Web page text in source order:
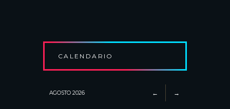
CALENDARIO
AGOSTO 2026